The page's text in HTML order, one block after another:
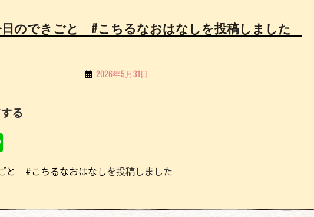
日のできごと #こちるなおはなしを投稿しました
By 2026年5月31日
る
n
eと #こちるなおはなしを投稿しました